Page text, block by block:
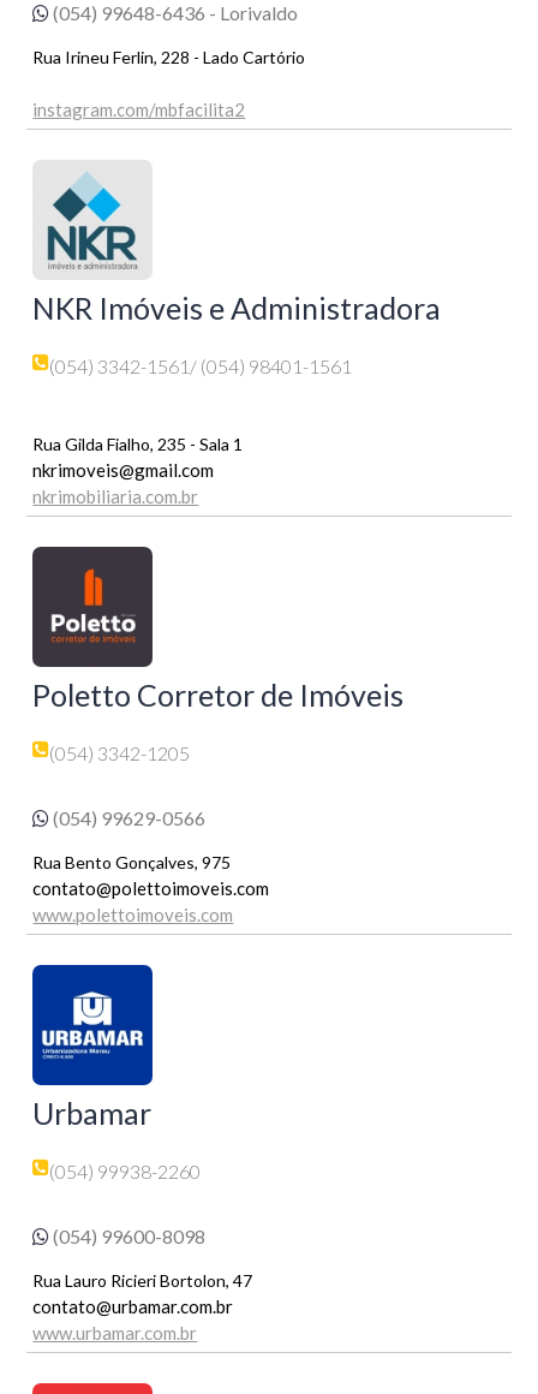
(054) 99648-6436 - Lorivaldo
Rua Irineu Ferlin, 228 - Lado Cartório
instagram.com/mbfacilita2
NKR Imóveis e Administradora
(054) 3342-1561 / (054) 98401-1561
Rua Gilda Fialho, 235 - Sala 1
nkrimoveis@gmail.com
nkrimobiliaria.com.br
Poletto Corretor de Imóveis
(054) 3342-1205
(054) 99629-0566
Rua Bento Gonçalves, 975
contato@polettoimoveis.com
www.polettoimoveis.com
Urbamar
(054) 99938-2260
(054) 99600-8098
Rua Lauro Ricieri Bortolon, 47
contato@urbamar.com.br
www.urbamar.com.br